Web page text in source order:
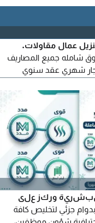
والمؤسسات والمطاعم
تواصل معنا الآن
عمال مقاولات.
شامله جميع المصاريف
شهري عقد سنوي
وركز على
جزئي لتخليص كافة